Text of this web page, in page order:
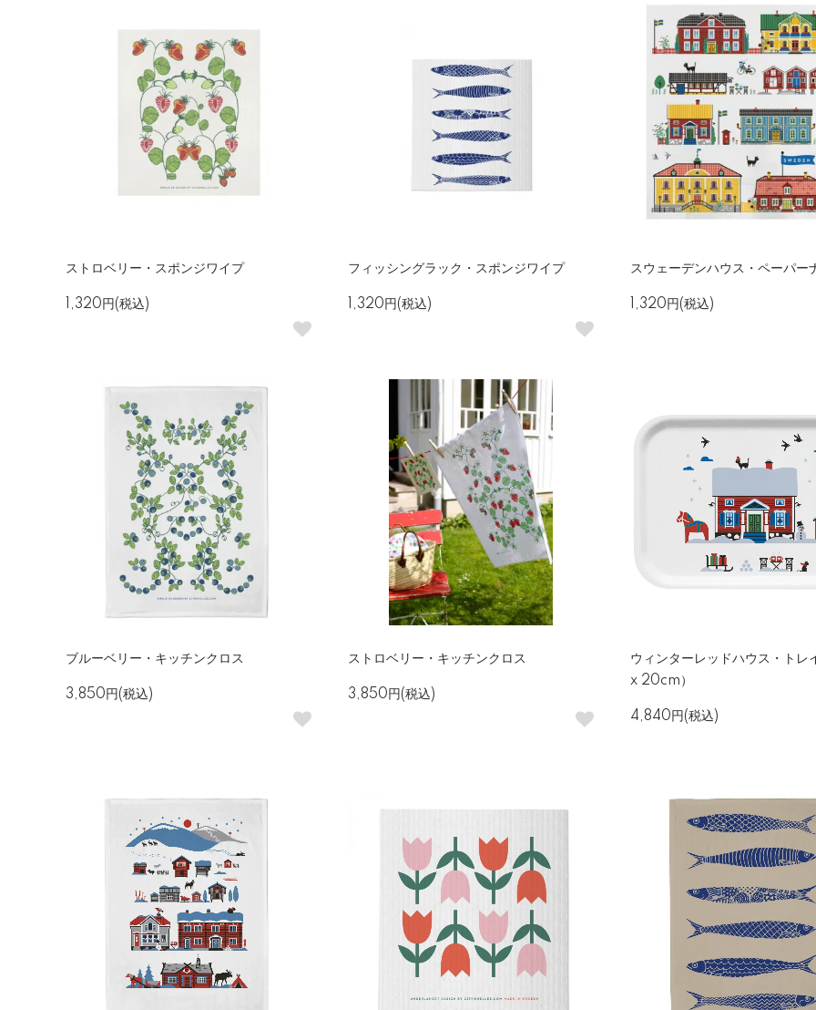
ストロベリー・スポンジワイプ
1,320円(税込)
フィッシングラック・スポンジワイプ
1,320円(税込)
スウェーデンハウス・ペーパー
1,320円(税込)
ブルーベリー・キッチンクロス
3,850円(税込)
ストロベリー・キッチンクロス
3,850円(税込)
ウィンターレッドハウス・ト
x 20cm）
4,840円(税込)